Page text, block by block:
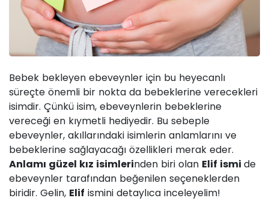
Bebek bekleyen ebeveynler için bu heyecanlı
süreçte önemli bir nokta da bebeklerine verecekleri
isimdir. Çünkü isim, ebeveynlerin bebeklerine
vereceği en kıymetli hediyedir. Bu sebeple
ebeveynler, akıllarındaki isimlerin anlamlarını ve
bebeklerine sağlayacağı özellikleri merak eder.
Anlamı güzel kız isimlerinden biri olan Elif ismi de
ebeveynler tarafından beğenilen seçeneklerden
biridir. Gelin, Elif ismini detaylıca inceleyelim!